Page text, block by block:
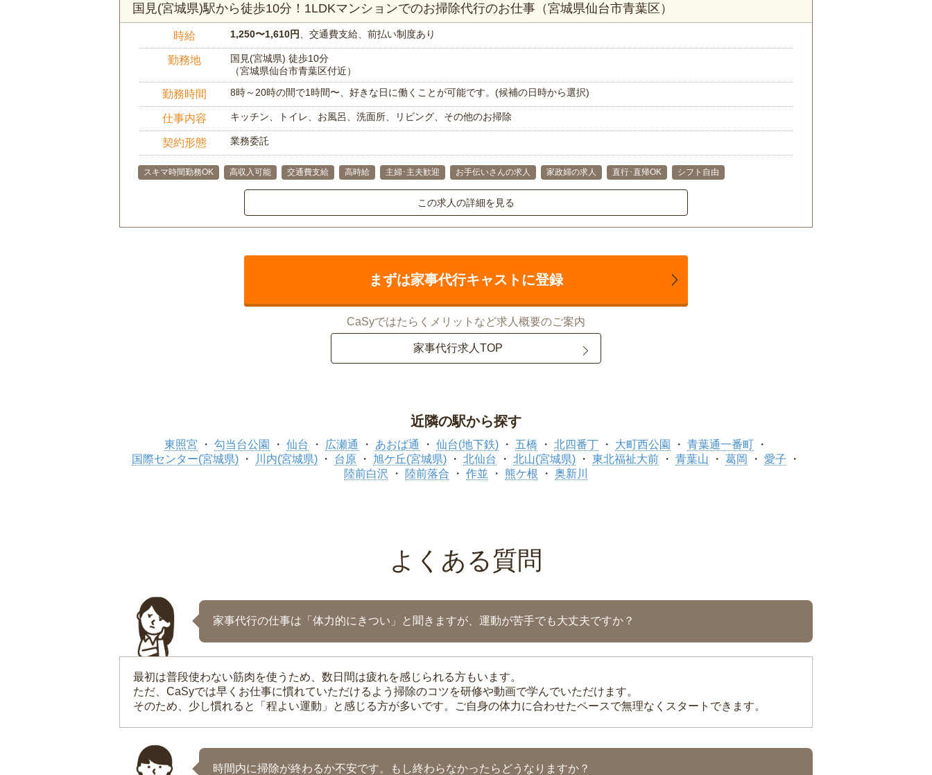
国見(宮城県)駅から徒歩10分！1LDKマンションでのお掃除代行のお仕事（宮城県仙台市青葉区）
時給 1,250〜1,610円 、交通費支給、前払い制度あり
勤務地
国見(宮城県) 徒歩10分
（宮城県仙台市青葉区付近）
勤務時間 8時～20時の間で1時間〜、好きな日に働くことが可能です。(候補の日時から選択)
仕事内容 キッチン、トイレ、お風呂、洗面所、リビング、その他のお掃除
契約形態 業務委託
スキマ時間勤務OK 高収入可能 交通費支給 高時給 主婦･主夫歓迎 お手伝いさんの求人 家政婦の求人 直行･直帰OK シフト自由
この求人の詳細を見る
まずは家事代行キャストに登録
CaSyではたらくメリットなど求人概要のご案内
家事代行求人TOP
近隣の駅から探す
東照宮 勾当台公園 仙台 広瀬通 あおば通 仙台(地下鉄) 五橋 北四番丁 大町西公園
青葉通一番町
国際センター(宮城県)
川内(宮城県) 台原 旭ケ丘(宮城県) 北仙台 北山(宮城県) 東北福祉大前 青葉山 葛岡
愛子
陸前白沢
陸前落合 作並 熊ケ根 奥新川
よくある質問
家事代行の仕事は「体力的にきつい」と聞きますが、運動が苦手でも大丈夫ですか？
最初は普段使わない筋肉を使うため、数日間は疲れを感じられる方もいます。
ただ、CaSyでは早くお仕事に慣れていただけるよう掃除のコツを研修や動画で学んでいただけます。
そのため、少し慣れると「程よい運動」と感じる方が多いです。ご自身の体力に合わせたペースで無理なくスタートできます。
時間内に掃除が終わるか不安です。もし終わらなかったらどうなりますか？